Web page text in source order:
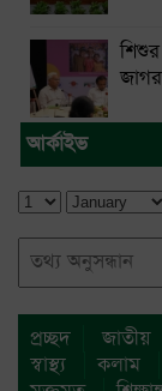
আর্কাইভ
প্রচ্ছদ জাতীয়
স্বাস্থ্য
কলাম